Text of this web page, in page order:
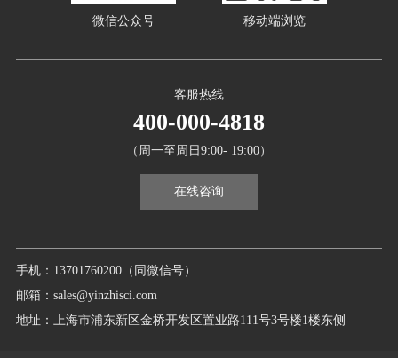
手机：13701760200（同微信号）
邮箱：sales@yinzhisci.com
地址：上海市浦东新区金桥开发区置业路111号3号楼1楼东侧
客服热线
400-000-4818
（周一至周日9:00- 19:00）
在线咨询
微信公众号 移动端浏览